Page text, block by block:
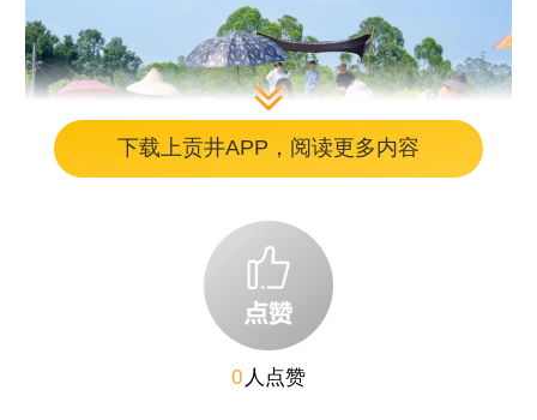
这片130多亩的太子参地，是上个月开始收
的，预计要挖一个多月。去年10月初种下去，
长了七八个月，现在正是丰收的时候。
下载上贡井APP，阅读更多内容
0 人点赞